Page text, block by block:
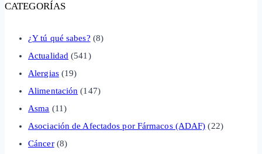
CATEGORÍAS
¿Y tú qué sabes? (8)
Actualidad (541)
Alergias(19)
Alimentación (147)
Asma (11)
Asociación de Afectados por Fármacos (ADAF) (22)
Cáncer(8)